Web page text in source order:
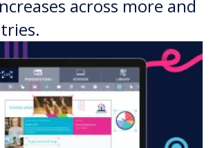
across more and